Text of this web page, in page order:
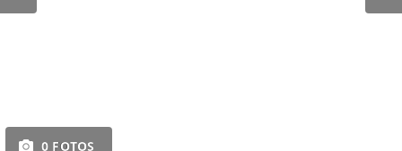
0 FOTOS